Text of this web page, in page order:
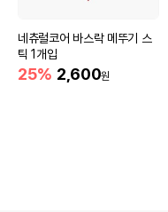
네츄럴코어 바스락 메뚜기 스
틱 1개입
25% 2,600원